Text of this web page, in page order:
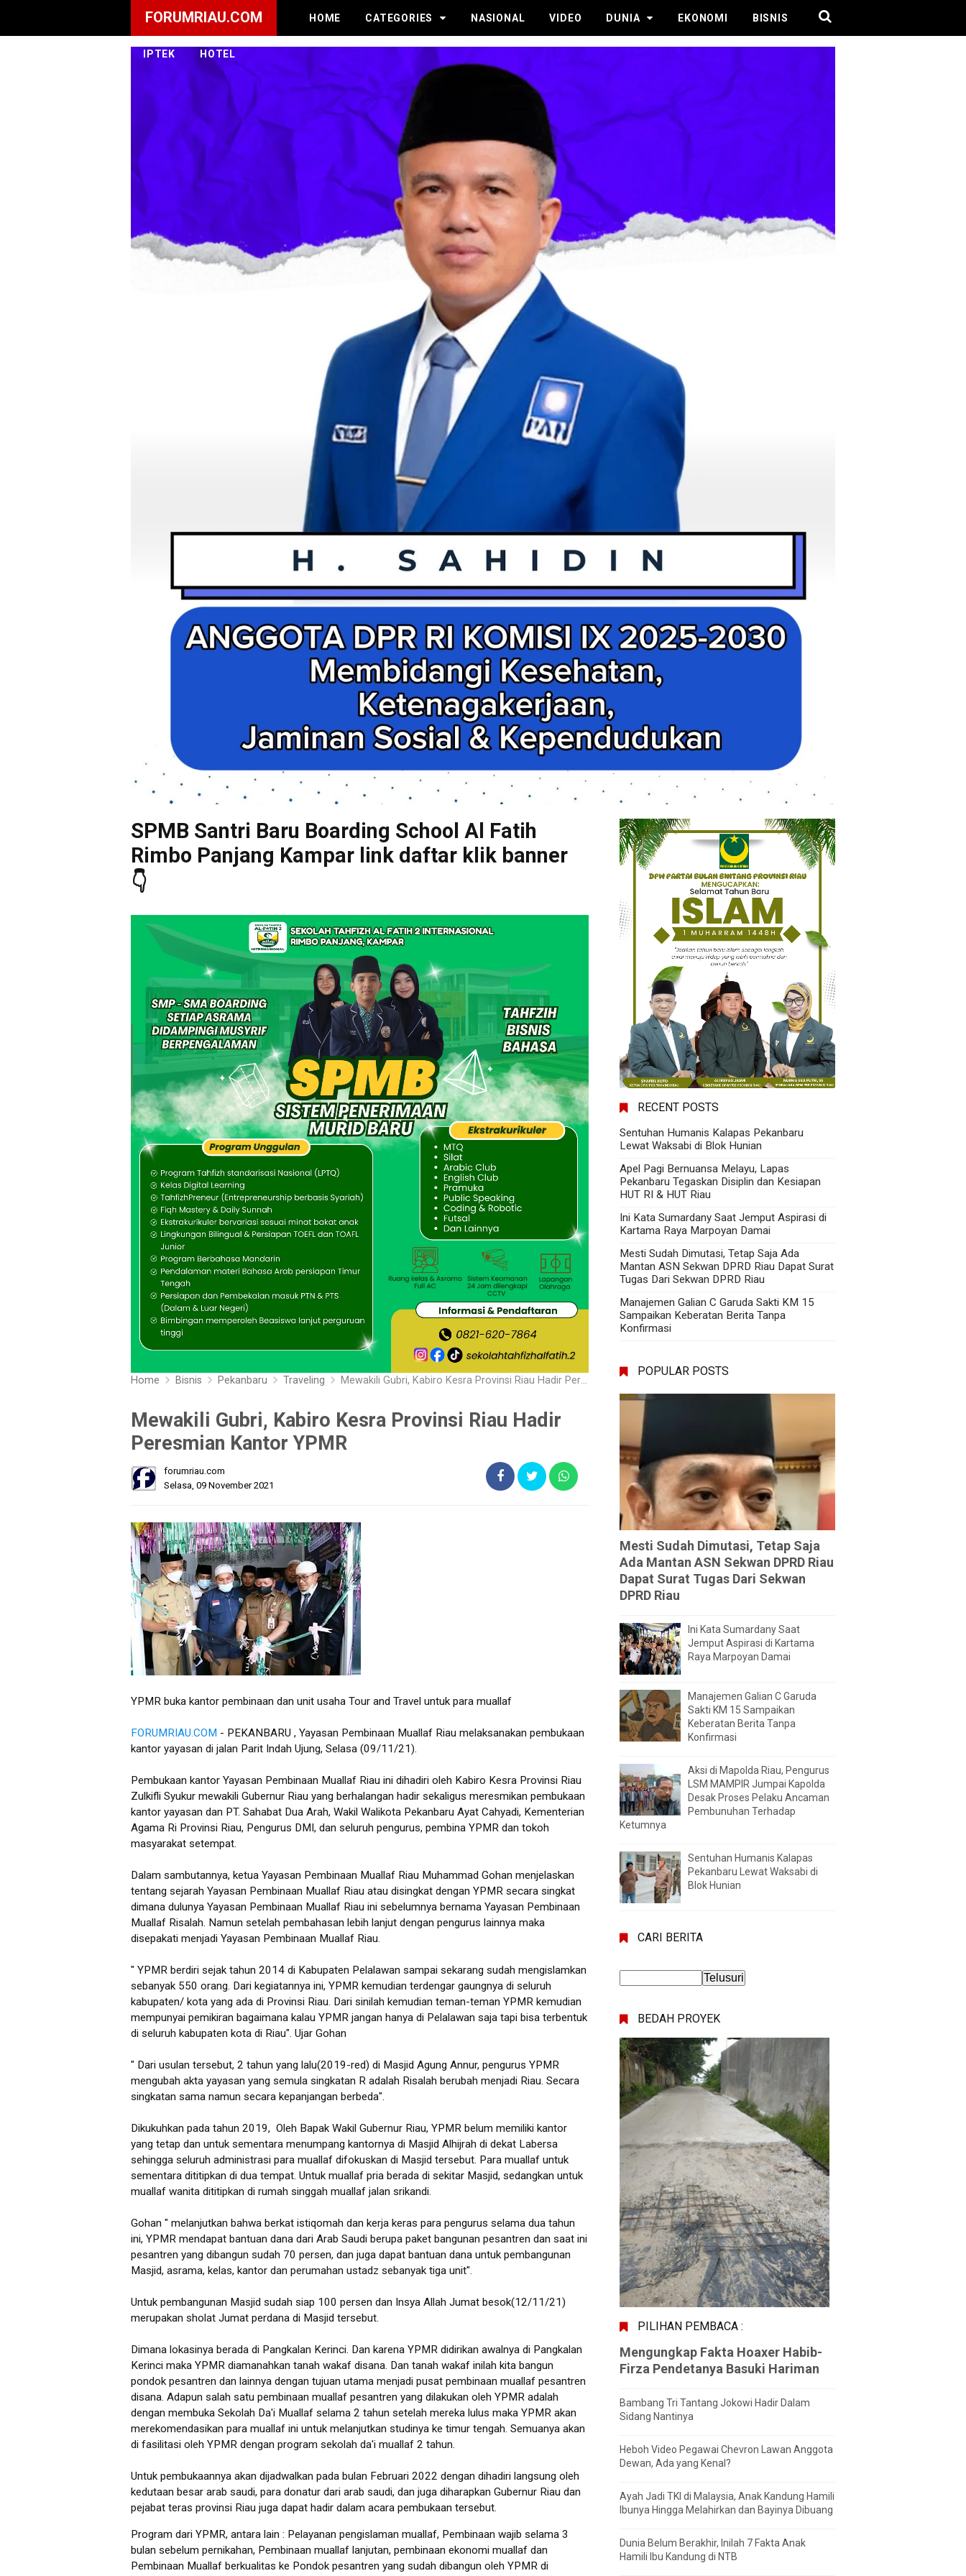
FORUMRIAU.COM HOME CATEGORIES NASIONAL VIDEO DUNIA EKONOMI BISNIS
IPTEK HOTEL
SPMB Santri Baru Boarding School Al Fatih
Rimbo Panjang Kampar link daftar klik banner
👇
Home Bisnis Pekanbaru Traveling Mewakili Gubri, Kabiro Kesra Provinsi Riau Hadir Peresmian Kantor YPMR
Mewakili Gubri, Kabiro Kesra Provinsi Riau Hadir
Peresmian Kantor YPMR
forumriau.com
Selasa, 09 November 2021
YPMR buka kantor pembinaan dan unit usaha Tour and Travel untuk para muallaf
FORUMRIAU.COM - PEKANBARU , Yayasan Pembinaan Muallaf Riau melaksanakan pembukaan
kantor yayasan di jalan Parit Indah Ujung, Selasa (09/11/21).
Pembukaan kantor Yayasan Pembinaan Muallaf Riau ini dihadiri oleh Kabiro Kesra Provinsi Riau
Zulkifli Syukur mewakili Gubernur Riau yang berhalangan hadir sekaligus meresmikan pembukaan
kantor yayasan dan PT. Sahabat Dua Arah, Wakil Walikota Pekanbaru Ayat Cahyadi, Kementerian
Agama Ri Provinsi Riau, Pengurus DMI, dan seluruh pengurus, pembina YPMR dan tokoh
masyarakat setempat.
Dalam sambutannya, ketua Yayasan Pembinaan Muallaf Riau Muhammad Gohan menjelaskan
tentang sejarah Yayasan Pembinaan Muallaf Riau atau disingkat dengan YPMR secara singkat
dimana dulunya Yayasan Pembinaan Muallaf Riau ini sebelumnya bernama Yayasan Pembinaan
Muallaf Risalah. Namun setelah pembahasan lebih lanjut dengan pengurus lainnya maka
disepakati menjadi Yayasan Pembinaan Muallaf Riau.
" YPMR berdiri sejak tahun 2014 di Kabupaten Pelalawan sampai sekarang sudah mengislamkan
sebanyak 550 orang. Dari kegiatannya ini, YPMR kemudian terdengar gaungnya di seluruh
kabupaten/ kota yang ada di Provinsi Riau. Dari sinilah kemudian teman-teman YPMR kemudian
mempunyai pemikiran bagaimana kalau YPMR jangan hanya di Pelalawan saja tapi bisa terbentuk
di seluruh kabupaten kota di Riau". Ujar Gohan
" Dari usulan tersebut, 2 tahun yang lalu(2019-red) di Masjid Agung Annur, pengurus YPMR
mengubah akta yayasan yang semula singkatan R adalah Risalah berubah menjadi Riau. Secara
singkatan sama namun secara kepanjangan berbeda".
Dikukuhkan pada tahun 2019, Oleh Bapak Wakil Gubernur Riau, YPMR belum memiliki kantor
yang tetap dan untuk sementara menumpang kantornya di Masjid Alhijrah di dekat Labersa
sehingga seluruh administrasi para muallaf difokuskan di Masjid tersebut. Para muallaf untuk
sementara dititipkan di dua tempat. Untuk muallaf pria berada di sekitar Masjid, sedangkan untuk
muallaf wanita dititipkan di rumah singgah muallaf jalan srikandi.
Gohan " melanjutkan bahwa berkat istiqomah dan kerja keras para pengurus selama dua tahun
ini, YPMR mendapat bantuan dana dari Arab Saudi berupa paket bangunan pesantren dan saat ini
pesantren yang dibangun sudah 70 persen, dan juga dapat bantuan dana untuk pembangunan
Masjid, asrama, kelas, kantor dan perumahan ustadz sebanyak tiga unit".
Untuk pembangunan Masjid sudah siap 100 persen dan Insya Allah Jumat besok(12/11/21)
merupakan sholat Jumat perdana di Masjid tersebut.
Dimana lokasinya berada di Pangkalan Kerinci. Dan karena YPMR didirikan awalnya di Pangkalan
Kerinci maka YPMR diamanahkan tanah wakaf disana. Dan tanah wakaf inilah kita bangun
pondok pesantren dan lainnya dengan tujuan utama menjadi pusat pembinaan muallaf pesantren
disana. Adapun salah satu pembinaan muallaf pesantren yang dilakukan oleh YPMR adalah
dengan membuka Sekolah Da'i Muallaf selama 2 tahun setelah mereka lulus maka YPMR akan
merekomendasikan para muallaf ini untuk melanjutkan studinya ke timur tengah. Semuanya akan
di fasilitasi oleh YPMR dengan program sekolah da'i muallaf 2 tahun.
Untuk pembukaannya akan dijadwalkan pada bulan Februari 2022 dengan dihadiri langsung oleh
kedutaan besar arab saudi, para donatur dari arab saudi, dan juga diharapkan Gubernur Riau dan
pejabat teras provinsi Riau juga dapat hadir dalam acara pembukaan tersebut.
Program dari YPMR, antara lain : Pelayanan pengislaman muallaf, Pembinaan wajib selama 3
bulan sebelum pernikahan, Pembinaan muallaf lanjutan, pembinaan ekonomi muallaf dan
Pembinaan Muallaf berkualitas ke Pondok pesantren yang sudah dibangun oleh YPMR di
RECENT POSTS
Sentuhan Humanis Kalapas Pekanbaru
Lewat Waksabi di Blok Hunian
Apel Pagi Bernuansa Melayu, Lapas
Pekanbaru Tegaskan Disiplin dan Kesiapan
HUT RI & HUT Riau
Ini Kata Sumardany Saat Jemput Aspirasi di
Kartama Raya Marpoyan Damai
Mesti Sudah Dimutasi, Tetap Saja Ada
Mantan ASN Sekwan DPRD Riau Dapat Surat
Tugas Dari Sekwan DPRD Riau
Manajemen Galian C Garuda Sakti KM 15
Sampaikan Keberatan Berita Tanpa
Konfirmasi
POPULAR POSTS
Mesti Sudah Dimutasi, Tetap Saja
Ada Mantan ASN Sekwan DPRD Riau
Dapat Surat Tugas Dari Sekwan
DPRD Riau
Ini Kata Sumardany Saat
Jemput Aspirasi di Kartama
Raya Marpoyan Damai
Manajemen Galian C Garuda
Sakti KM 15 Sampaikan
Keberatan Berita Tanpa
Konfirmasi
Aksi di Mapolda Riau, Pengurus
LSM MAMPIR Jumpai Kapolda
Desak Proses Pelaku Ancaman
Pembunuhan Terhadap
Ketumnya
Sentuhan Humanis Kalapas
Pekanbaru Lewat Waksabi di
Blok Hunian
CARI BERITA
BEDAH PROYEK
PILIHAN PEMBACA :
Mengungkap Fakta Hoaxer Habib-
Firza Pendetanya Basuki Hariman
Bambang Tri Tantang Jokowi Hadir Dalam
Sidang Nantinya
Heboh Video Pegawai Chevron Lawan Anggota
Dewan, Ada yang Kenal?
Ayah Jadi TKI di Malaysia, Anak Kandung Hamili
Ibunya Hingga Melahirkan dan Bayinya Dibuang
Dunia Belum Berakhir, Inilah 7 Fakta Anak
Hamili Ibu Kandung di NTB